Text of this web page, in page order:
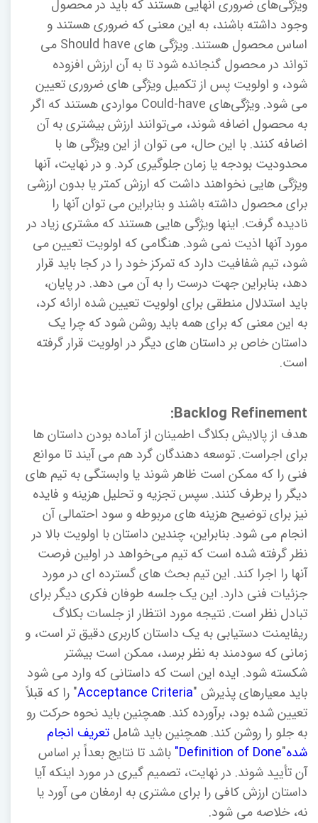
ویژگی‌های ضروری آنهایی هستند که باید در محصول
وجود داشته باشند، به این معنی که ضروری هستند و
اساس محصول هستند. ویژگی های Should have می
تواند در محصول گنجانده شود تا به آن ارزش افزوده
شود، و اولویت پس از تکمیل ویژگی های ضروری تعیین
می شود. ویژگی‌های Could-have مواردی هستند که اگر
به محصول اضافه شوند، می‌توانند ارزش بیشتری به آن
اضافه کنند. با این حال، می توان از این ویژگی ها با
محدودیت بودجه یا زمان جلوگیری کرد. و در نهایت، آنها
ویژگی هایی نخواهند داشت که ارزش کمتر یا بدون ارزشی
برای محصول داشته باشند و بنابراین می توان آنها را
نادیده گرفت. اینها ویژگی هایی هستند که مشتری زیاد در
مورد آنها اذیت نمی شود. هنگامی که اولویت تعیین می
شود، تیم شفافیت دارد که تمرکز خود را در کجا باید قرار
دهد، بنابراین جهت درست را به آن می دهد. در پایان،
باید استدلال منطقی برای اولویت تعیین شده ارائه کرد،
به این معنی که برای همه باید روشن شود که چرا یک
داستان خاص بر داستان های دیگر در اولویت قرار گرفته
است.
Backlog Refinement:
هدف از پالایش بکلاگ اطمینان از آماده بودن داستان ها
برای اجراست. توسعه دهندگان گرد هم می آیند تا موانع
فنی را که ممکن است ظاهر شوند یا وابستگی به تیم های
دیگر را برطرف کنند. سپس تجزیه و تحلیل هزینه و فایده
نیز برای توضیح هزینه های مربوطه و سود احتمالی آن
انجام می شود. بنابراین، چندین داستان با اولویت بالا در
نظر گرفته شده است که تیم می‌خواهد در اولین فرصت
آنها را اجرا کند. این تیم بحث های گسترده ای در مورد
جزئیات فنی دارد. این یک جلسه طوفان فکری دیگر برای
تبادل نظر است. نتیجه مورد انتظار از جلسات بکلاگ
ریفایمنت دستیابی به یک داستان کاربری دقیق تر است، و
زمانی که سودمند به نظر برسد، ممکن است بیشتر
شکسته شود. ایده این است که داستانی که وارد می شود
باید معیارهای پذیرش "Acceptance Criteria" را که قبلاً
تعیین شده بود، برآورده کند. همچنین باید نحوه حرکت رو
به جلو را روشن کند. همچنین باید شامل تعریف انجام
شده"
Definition of Done" باشد تا نتایج بعداً بر اساس
آن تأیید شوند. در نهایت، تصمیم گیری در مورد اینکه آیا
داستان ارزش کافی را برای مشتری به ارمغان می آورد یا
نه، خلاصه می شود.